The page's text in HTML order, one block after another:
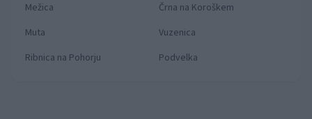
Mežica
Črna na Koroškem
Muta
Vuzenica
Ribnica na Pohorju
Podvelka